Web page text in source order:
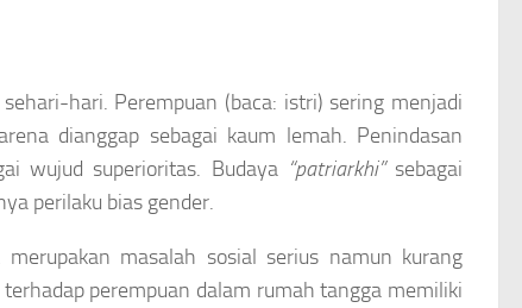
hari. Perempuan (baca: istri) sering menjadi
dianggap sebagai kaum lemah. Penindasan
wujud superioritas. Budaya “patriarkhi”sebagai
perilaku bias gender.
masalah sosial serius namun kurang
terhadap perempuan dalam rumah tangga memiliki